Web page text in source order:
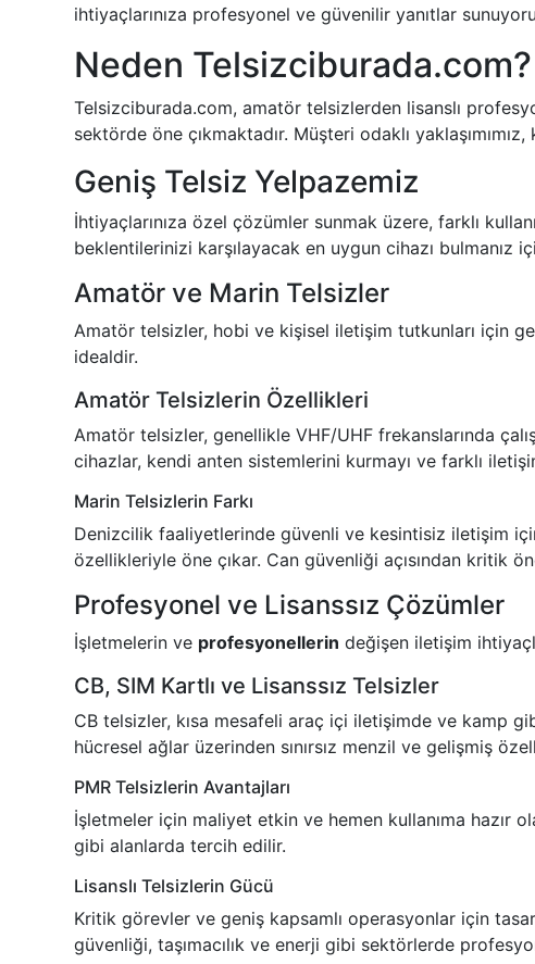
ihtiyaçlarınıza profesyonel ve güvenilir yanıtlar
Neden Telsizciburada.com?
Telsizciburada.com, amatör telsizlerden lisanslı
sektörde öne çıkmaktadır. Müşteri odaklı
Geniş Telsiz Yelpazemiz
İhtiyaçlarınıza özel çözümler sunmak üzere, farklı
beklentilerinizi karşılayacak en uygun cihazı bulmanız
Amatör ve Marin Telsizler
Amatör telsizler, hobi ve kişisel iletişim tutkunları için
idealdir.
Amatör Telsizlerin Özellikleri
Amatör telsizler, genellikle VHF/UHF frekanslarında
cihazlar, kendi anten sistemlerini kurmayı ve farklı
Marin Telsizlerin Farkı
Denizcilik faaliyetlerinde güvenli ve kesintisiz iletişim
özellikleriyle öne çıkar. Can güvenliği açısından kritik
Profesyonel ve Lisanssız Çözümler
İşletmelerin ve profesyonellerin değişen iletişim
CB, SIM Kartlı ve Lisanssız Telsizler
CB telsizler, kısa mesafeli araç içi iletişimde ve kamp
hücresel ağlar üzerinden sınırsız menzil ve gelişmiş
PMR Telsizlerin Avantajları
İşletmeler için maliyet etkin ve hemen kullanıma hazır
gibi alanlarda tercih edilir.
Lisanslı Telsizlerin Gücü
Kritik görevler ve geniş kapsamlı operasyonlar için
güvenliği, taşımacılık ve enerji gibi sektörlerde